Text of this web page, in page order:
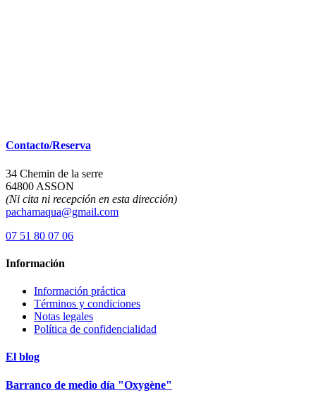
Contacto/Reserva
34 Chemin de la serre
64800 ASSON
(Ni cita ni recepción en esta dirección)
pachamaqua@gmail.com
07 51 80 07 06
Información
Información práctica
Términos y condiciones
Notas legales
Política de confidencialidad
El blog
Barranco de medio día "Oxygène"